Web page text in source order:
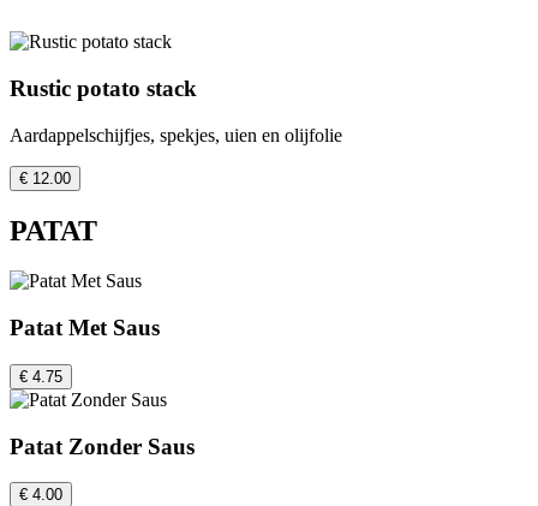
Rustic potato stack
Aardappelschijfjes, spekjes, uien en olijfolie
€ 12.00
PATAT
Patat Met Saus
€ 4.75
Patat Zonder Saus
€ 4.00